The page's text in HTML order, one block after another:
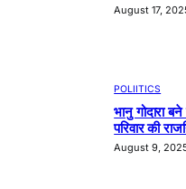
August 17,
POLIITICS
भानु गोदारा
परिवार की
August 9,